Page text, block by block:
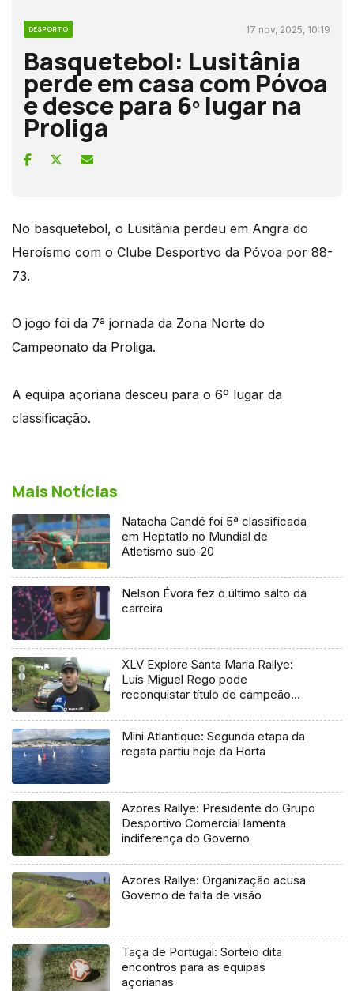
DESPORTO 17 nov, 2025, 10:19
Basquetebol: Lusitânia
perde em casa com Póvoa
e desce para 6º lugar na
Proliga
No basquetebol, o Lusitânia perdeu em Angra do
Heroísmo com o Clube Desportivo da Póvoa por 88-
73.
O jogo foi da 7ª jornada da Zona Norte do
Campeonato da Proliga.
A equipa açoriana desceu para o 6º lugar da
classificação.
Mais Notícias
Natacha Candé foi 5ª classificada
em Heptatlo no Mundial de
Atletismo sub-20
Nelson Évora fez o último salto da
carreira
XLV Explore Santa Maria Rallye:
Luís Miguel Rego pode
reconquistar título de campeão
Mini Atlantique: Segunda etapa da
regata partiu hoje da Horta
Azores Rallye: Presidente do Grupo
Desportivo Comercial lamenta
indiferença do Governo
Azores Rallye: Organização acusa
Governo de falta de visão
Taça de Portugal: Sorteio dita
encontros para as equipas
açorianas